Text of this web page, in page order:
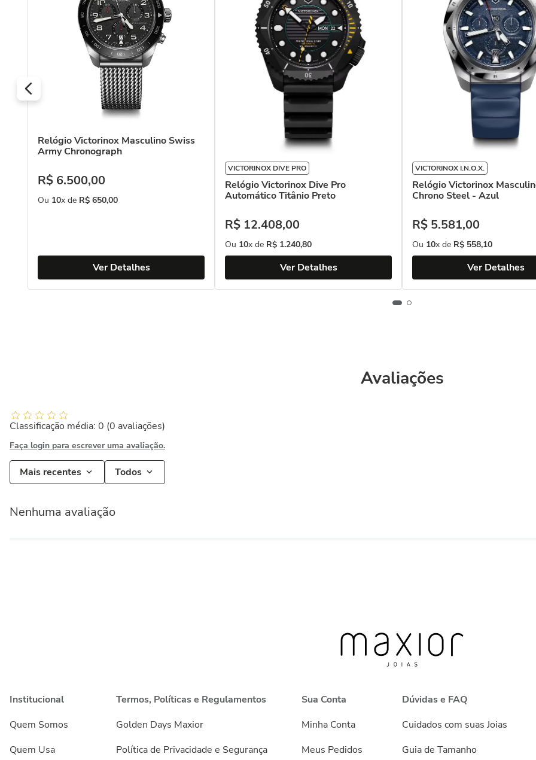
Relógio Victorinox Masculino Swiss
Army Chronograph
R$ 6.500,00
Ou 10x de R$ 650,00
Ver Detalhes
VICTORINOX DIVE PRO
Relógio Victorinox Dive Pro
Automático Titânio Preto
R$ 12.408,00
Ou 10x de R$ 1.240,80
Ver Detalhes
VICTORINOX I.N.O.X.
Relógio Victorinox
Chrono Steel - Azul
R$ 5.581,00
Ou 10x de R$ 558,10
Ver Detalhes
Avaliações
Classificação média: 0 (0 avaliações)
Faça login para escrever uma avaliação.
Mais recentes Todos
Nenhuma avaliação
Institucional
Quem Somos
Quem Usa
Termos, Políticas e Regulamentos
Golden Days Maxior
Política de Privacidade e Segurança
Sua Conta
Minha Conta
Meus Pedidos
Dúvidas e FAQ
Cuidados com suas Joias
Guia de Tamanho